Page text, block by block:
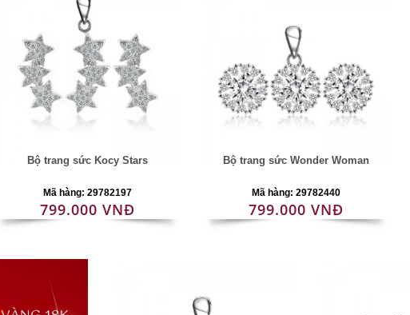
Bộ trang sức Kocy Stars
Mã hàng: 29782197
799.000 VNĐ
Bộ trang sức Wonder Woman
Mã hàng: 29782440
799.000 VNĐ